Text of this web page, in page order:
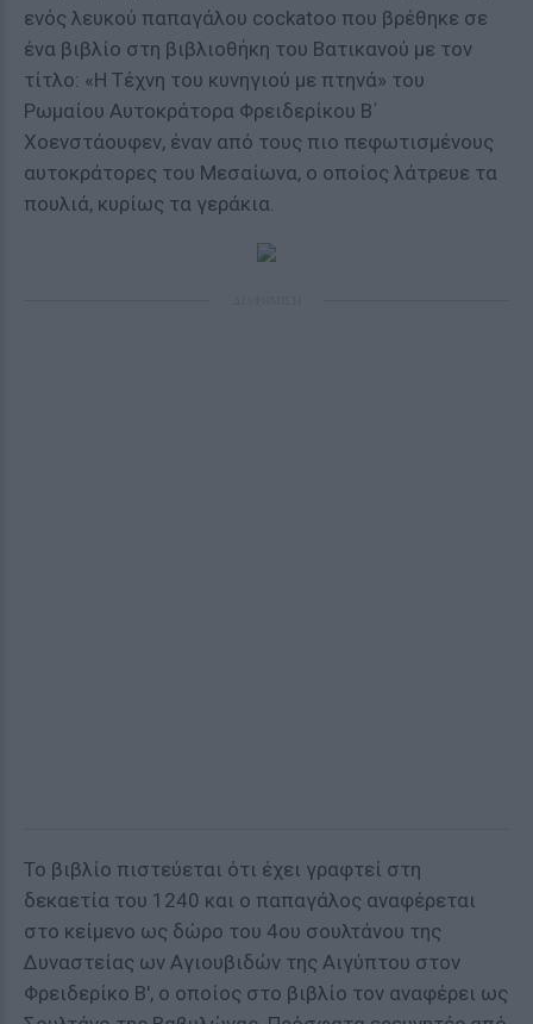
ενός λευκού παπαγάλου cockatoo που βρέθηκε σε
ένα βιβλίο στη βιβλιοθήκη του Βατικανού με τον
τίτλο: «Η Τέχνη του κυνηγιού με πτηνά» του
Ρωμαίου Αυτοκράτορα Φρειδερίκου Β΄
Χοενστάουφεν, έναν από τους πιο πεφωτισμένους
αυτοκράτορες του Μεσαίωνα, ο οποίος λάτρευε τα
πουλιά, κυρίως τα γεράκια.
Το βιβλίο πιστεύεται ότι έχει γραφτεί στη
δεκαετία του 1240 και ο παπαγάλος αναφέρεται
στο κείμενο ως δώρο του 4ου σουλτάνου της
Δυναστείας ων Αγιουβιδών της Αιγύπτου στον
Φρειδερίκο Β', ο οποίος στο βιβλίο τον αναφέρει ως